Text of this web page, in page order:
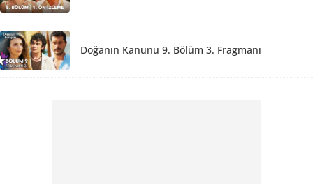
Doğanın Kanunu 9. Bölüm 3. Fragmanı